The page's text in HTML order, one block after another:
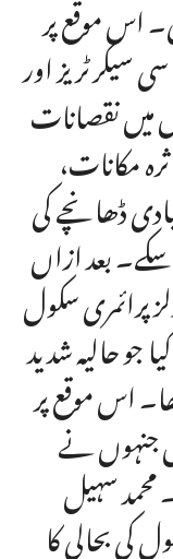
اس موقع پر
سیکرٹریز اور
میں نقصانات
مکانات،
ڈھانچے کی
بعد ازاں
سکول
جو حالیہ شدید
اس موقع پر
جنہوں نے
محمد سہیل
کی بحالی کا